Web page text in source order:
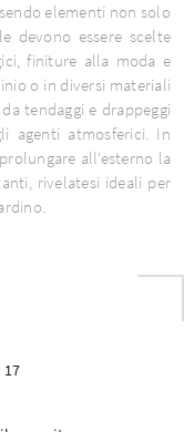
elementi non solo
devono essere scelte
finiture alla moda e
o in diversi materiali
tendaggi e drappeggi
agenti atmosferici. In
all'esterno la
rivelatesi ideali per